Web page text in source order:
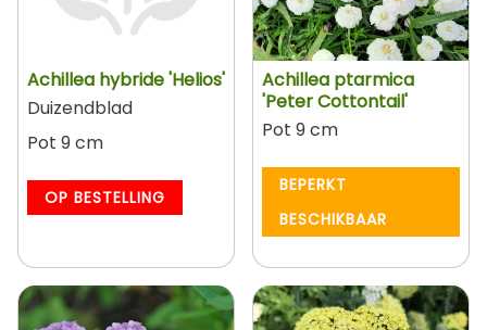
Achillea hybride 'Helios'
Duizendblad
Pot 9 cm
OP BESTELLING
Achillea ptarmica
'Peter Cottontail'
Pot 9 cm
BEPERKT
BESCHIKBAAR